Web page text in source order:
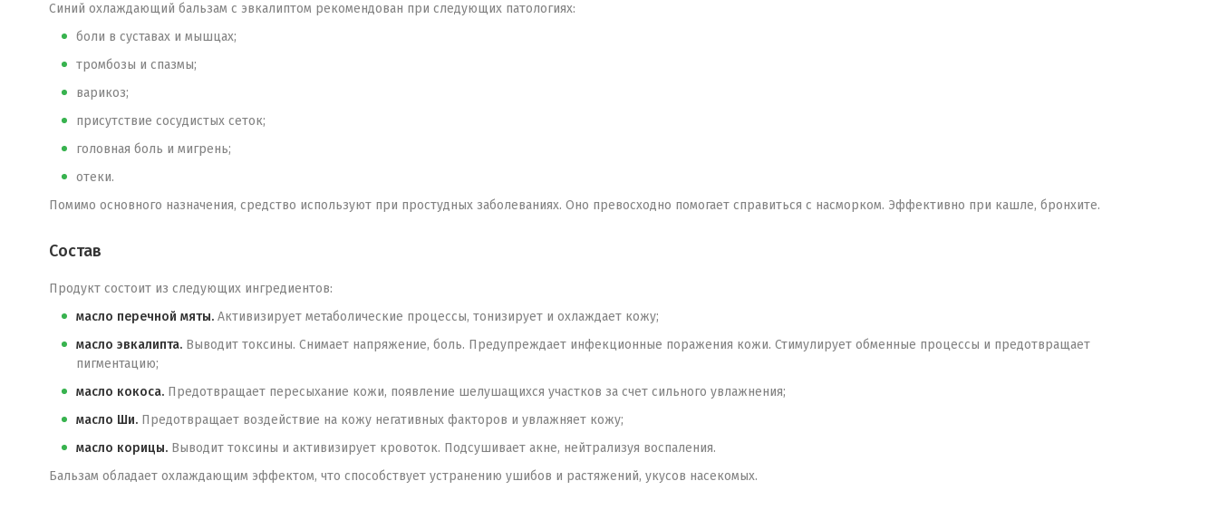
Синий охлаждающий бальзам с эвкалиптом рекомендован при следующих патологиях:
боли в суставах и мышцах;
тромбозы и спазмы;
варикоз;
присутствие сосудистых сеток;
головная боль и мигрень;
отеки.
Помимо основного назначения, средство используют при простудных заболеваниях. Оно превосходно помогает справиться с насморком. Эффективно при кашле, бронхите.
Состав
Продукт состоит из следующих ингредиентов:
масло перечной мяты.Активизирует метаболические процессы, тонизирует и охлаждает кожу;
масло эвкалипта.Выводит токсины. Снимает напряжение, боль. Предупреждает инфекционные поражения кожи. Стимулирует обменные процессы и предотвращает
пигментацию;
масло кокоса.Предотвращает пересыхание кожи, появление шелушащихся участков за счет сильного увлажнения;
масло Ши.Предотвращает воздействие на кожу негативных факторов и увлажняет кожу;
масло корицы.Выводит токсины и активизирует кровоток. Подсушивает акне, нейтрализуя воспаления.
Бальзам обладает охлаждающим эффектом, что способствует устранению ушибов и растяжений, укусов насекомых.